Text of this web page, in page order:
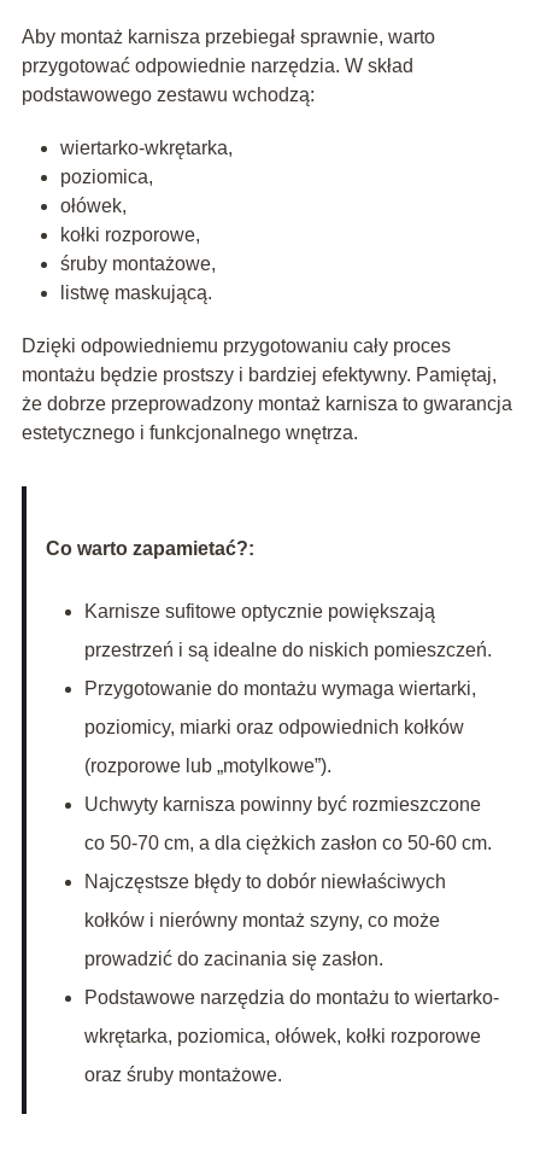
Aby montaż karnisza przebiegał sprawnie, warto
przygotować odpowiednie narzędzia. W skład
podstawowego zestawu wchodzą:
wiertarko-wkrętarka,
poziomica,
ołówek,
kołki rozporowe,
śruby montażowe,
listwę maskującą.
Dzięki odpowiedniemu przygotowaniu cały proces
montażu będzie prostszy i bardziej efektywny. Pamiętaj,
że dobrze przeprowadzony montaż karnisza to gwarancja
estetycznego i funkcjonalnego wnętrza.
Co warto zapamietać?:
Karnisze sufitowe optycznie powiększają
przestrzeń i są idealne do niskich pomieszczeń.
Przygotowanie do montażu wymaga wiertarki,
poziomicy, miarki oraz odpowiednich kołków
(rozporowe lub „motylkowe”).
Uchwyty karnisza powinny być rozmieszczone
co 50-70 cm, a dla ciężkich zasłon co 50-60 cm.
Najczęstsze błędy to dobór niewłaściwych
kołków i nierówny montaż szyny, co może
prowadzić do zacinania się zasłon.
Podstawowe narzędzia do montażu to wiertarko-
wkrętarka, poziomica, ołówek, kołki rozporowe
oraz śruby montażowe.